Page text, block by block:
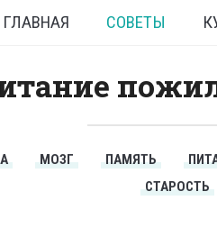
ГЛАВНАЯ СОВЕТЫ
МОЗГ ПАМЯТЬ
СТАРОСТЬ